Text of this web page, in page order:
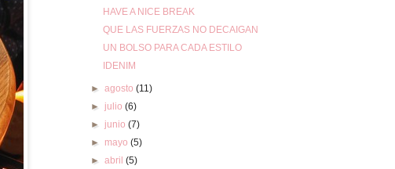
HAVE A NICE BREAK
QUE LAS FUERZAS NO DECAIGAN
UN BOLSO PARA CADA ESTILO
IDENIM
►agosto(11)
► julio(6)
► junio(7)
► mayo(5)
►abril(5)